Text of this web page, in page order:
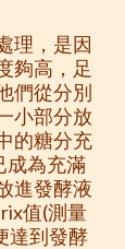
理，是因
夠高，足
們從分別
小部分放
的糖分充
成為充滿
進發酵液
值(測量
達到發酵